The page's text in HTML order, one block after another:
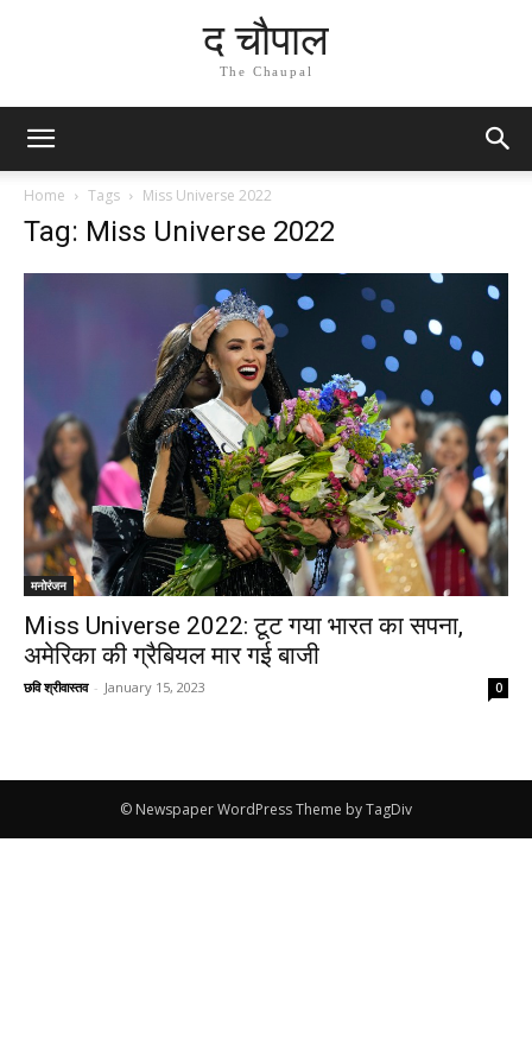
द चौपाल
The Chaupal
Home Tags Miss Universe 2022
Tag: Miss Universe 2022
मनोरंजन
Miss Universe 2022: टूट गया भारत का सपना,
अमेरिका की ग्रैबियल मार गई बाजी
छवि श्रीवास्तव - January 15, 2023 0
© Newspaper WordPress Theme by TagDiv